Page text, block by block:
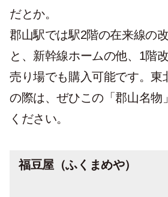
だとか。
郡山駅では駅2階の在来線の
と、新幹線ホームの他、1階
売り場でも購入可能です。東
の際は、ぜひこの「郡山名物
ください。
福豆屋（ふくまめや）